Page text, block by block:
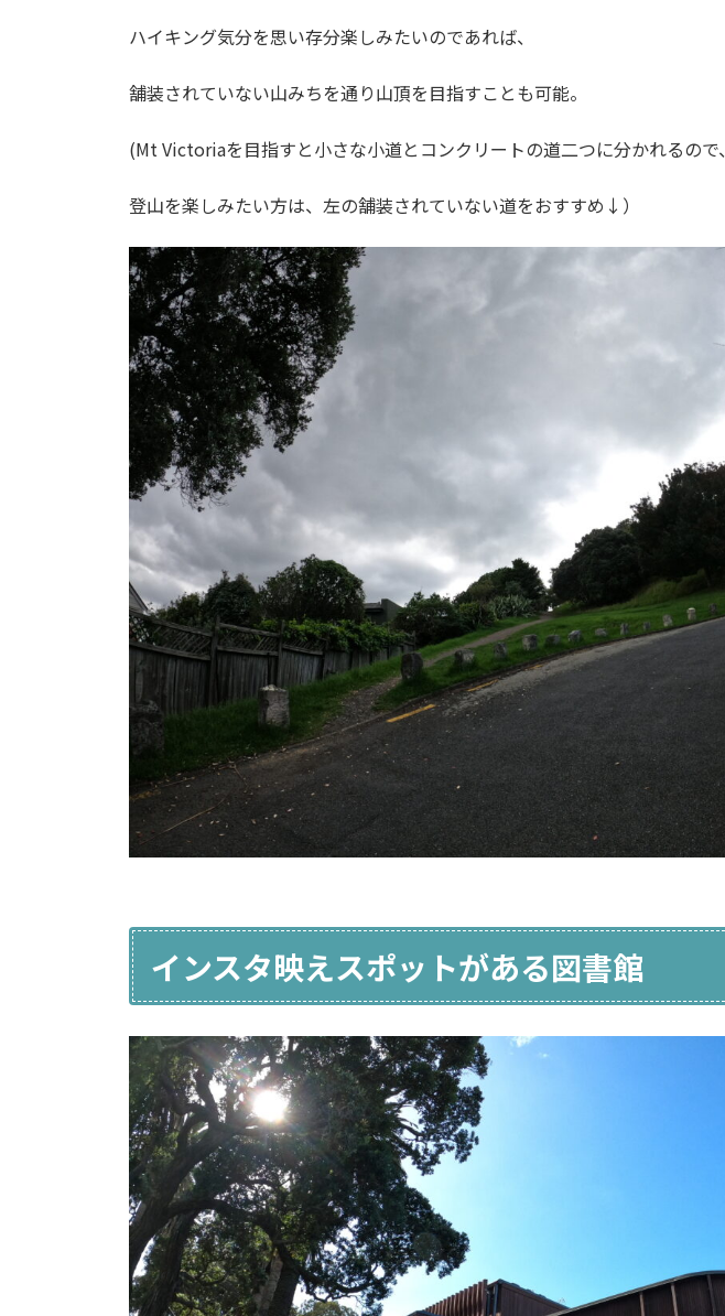
ハイキング気分を思い存分楽しみたいのであれば、
舗装されていない山みちを通り山頂を目指すことも可能。
(Mt Victoriaを目指すと小さな小道とコンクリートの道二つに分かれるので、
登山を楽しみたい方は、左の舗装されていない道をおすすめ↓）
インスタ映えスポットがある図書館